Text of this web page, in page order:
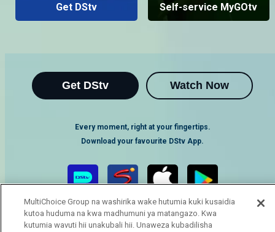
Get DStv Self-service MyGOtv
Get DStv Watch Now
Every moment, right at your fingertips.
Download your favourite DStv App.
MultiChoice Group na washirika wake hutumia kuki kusaidia
kutoa huduma na kwa madhumuni ya matangazo. Kwa
kutumia wavuti hii unakubali hii. Unaweza kubadilisha